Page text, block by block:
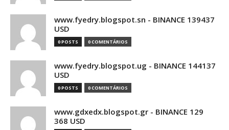
www.fyedry.blogspot.sn - BINANCE 139437
USD
0 POSTS 0 COMENTÁRIOS
www.fyedry.blogspot.ug - BINANCE 144137
USD
0 POSTS 0 COMENTÁRIOS
www.gdxedx.blogspot.gr - BINANCE 129
368 USD